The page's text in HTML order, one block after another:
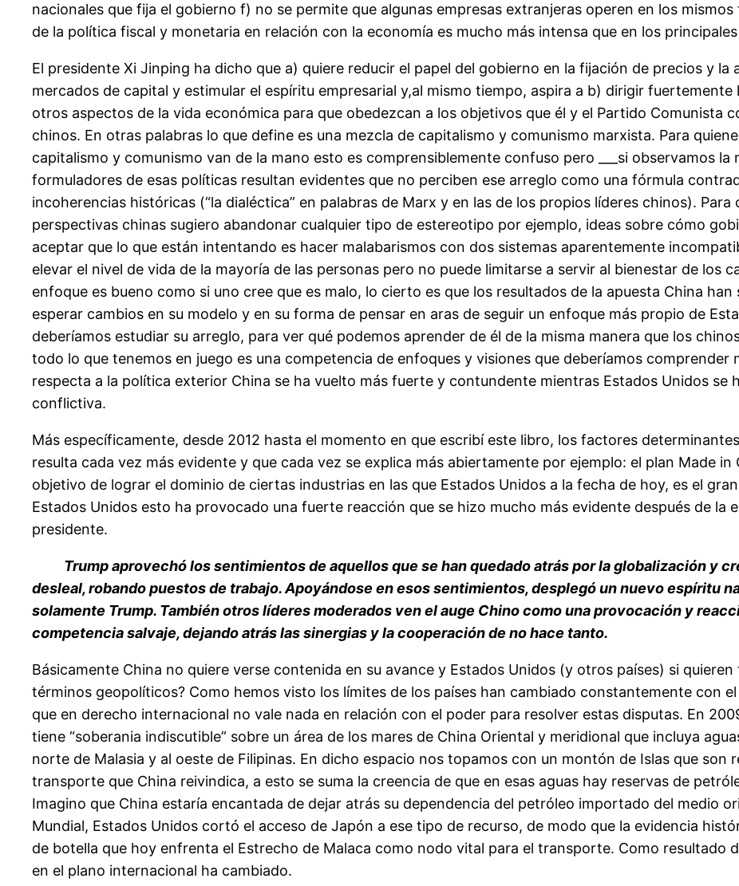
nacionales que fija el gobierno f) no se permite que algunas empresas extranjeras operen en los
de la política fiscal y monetaria en relación con la economía es mucho más intensa que en los
El presidente Xi Jinping ha dicho que a) quiere reducir el papel del gobierno en la fijación de precios y
mercados de capital y estimular el espíritu empresarial y,al mismo tiempo, aspira a b) dirigir
otros aspectos de la vida económica para que obedezcan a los objetivos que él y el Partido Comunista
chinos. En otras palabras lo que define es una mezcla de capitalismo y comunismo marxista. Para
capitalismo y comunismo van de la mano esto es comprensiblemente confuso pero ___si observamos
formuladores de esas políticas resultan evidentes que no perciben ese arreglo como una fórmula
incoherencias históricas (“la dialéctica” en palabras de Marx y en las de los propios líderes chinos).
perspectivas chinas sugiero abandonar cualquier tipo de estereotipo por ejemplo, ideas sobre cómo
aceptar que lo que están intentando es hacer malabarismos con dos sistemas aparentemente
elevar el nivel de vida de la mayoría de las personas pero no puede limitarse a servir al bienestar de los
enfoque es bueno como si uno cree que es malo, lo cierto es que los resultados de la apuesta China
esperar cambios en su modelo y en su forma de pensar en aras de seguir un enfoque más propio de
deberíamos estudiar su arreglo, para ver qué podemos aprender de él de la misma manera que los
todo lo que tenemos en juego es una competencia de enfoques y visiones que deberíamos comprender
respecta a la política exterior China se ha vuelto más fuerte y contundente mientras Estados Unidos se
conflictiva.
Más específicamente, desde 2012 hasta el momento en que escribí este libro, los factores
resulta cada vez más evidente y que cada vez se explica más abiertamente por ejemplo: el plan Made
objetivo de lograr el dominio de ciertas industrias en las que Estados Unidos a la fecha de hoy, es el
Estados Unidos esto ha provocado una fuerte reacción que se hizo mucho más evidente después de la
presidente.
Trump aprovechó los sentimientos de aquellos que se han quedado atrás por la globalización y
desleal, robando puestos de trabajo. Apoyándose en esos sentimientos, desplegó un nuevo espíritu
solamente Trump. También otros líderes moderados ven el auge Chino como una provocación y
competencia salvaje, dejando atrás las sinergias y la cooperación de no hace tanto.
Básicamente China no quiere verse contenida en su avance y Estados Unidos (y otros países) si
términos geopolíticos? Como hemos visto los límites de los países han cambiado constantemente con
que en derecho internacional no vale nada en relación con el poder para resolver estas disputas. En
tiene “soberania indiscutible” sobre un área de los mares de China Oriental y meridional que incluya
norte de Malasia y al oeste de Filipinas. En dicho espacio nos topamos con un montón de Islas que son
transporte que China reivindica, a esto se suma la creencia de que en esas aguas hay reservas de
Imagino que China estaría encantada de dejar atrás su dependencia del petróleo importado del medio
Mundial, Estados Unidos cortó el acceso de Japón a ese tipo de recurso, de modo que la evidencia
de botella que hoy enfrenta el Estrecho de Malaca como nodo vital para el transporte. Como resultado
en el plano internacional ha cambiado.